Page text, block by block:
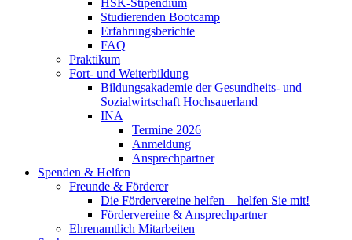
HSK-Stipendium
Studierenden Bootcamp
Erfahrungsberichte
FAQ
Praktikum
Fort- und Weiterbildung
Bildungsakademie der Gesundheits- und
Sozialwirtschaft Hochsauerland
INA
Termine 2026
Anmeldung
Ansprechpartner
Spenden & Helfen
Freunde & Förderer
Die Fördervereine helfen – helfen Sie mit!
Fördervereine & Ansprechpartner
Ehrenamtlich Mitarbeiten